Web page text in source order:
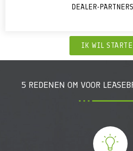
DEALER-
IK WIL
5 REDENEN OM VOOR